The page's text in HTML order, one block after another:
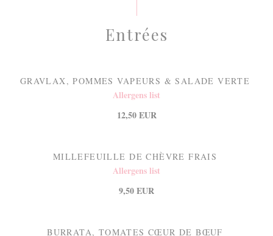
Entrées
GRAVLAX, POMMES VAPEURS & SALADE VERTE
Allergens list
12,50 EUR
MILLEFEUILLE DE CHÈVRE FRAIS
Allergens list
9,50 EUR
BURRATA, TOMATES CŒUR DE BŒUF